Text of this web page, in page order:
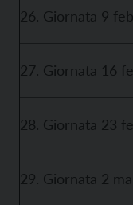
26. Giornata 9
27. Giornata 16
28. Giornata 23
29. Giornata 2